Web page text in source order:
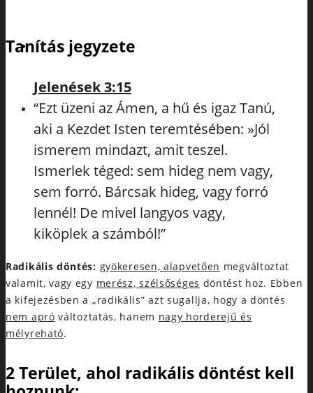
ADAKOZÁS
TANÍTÁSOK
Tanítás jegyzete
Jelenések 3:15
“Ezt üzeni az Ámen, a hű és igaz Tanú,
aki a Kezdet Isten teremtésében: »Jól
ismerem mindazt, amit teszel.
Ismerlek téged: sem hideg nem vagy,
sem forró. Bárcsak hideg, vagy forró
lennél! De mivel langyos vagy,
kiköplek a számból!”
Radikális döntés: gyökeresen, alapvetően megváltoztat
valamit, vagy egy merész, szélsőséges döntést hoz. Ebben
a kifejezésben a „radikális” azt sugallja, hogy a döntés
nem apró változtatás, hanem nagy horderejű és
mélyreható.
2 Terület, ahol radikális döntést kell